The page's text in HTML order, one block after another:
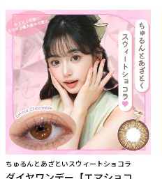
ちゅるんとあざといスウィートショコラ